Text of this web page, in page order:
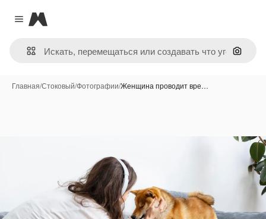
Close menu
Magnific
Поиск
Главная/Стоковый/Фотографии/Женщина проводит вре…